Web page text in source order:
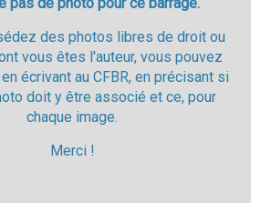
des photos libres de droit ou
vous êtes l'auteur, vous pouvez
écrivant au CFBR, en précisant si
doit y être associé et ce, pour
chaque image.
Merci !